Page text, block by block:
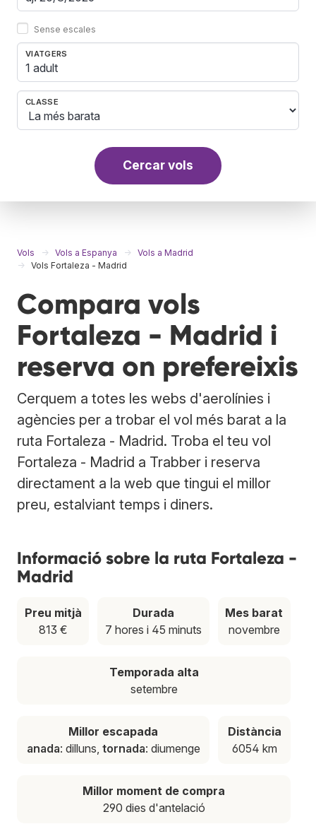
Sense escales
VIATGERS
1 adult
CLASSE
Cercar vols
Vols Vols a Espanya
Vols a Madrid
Vols Fortaleza - Madrid
Compara vols
Fortaleza - Madrid i
reserva on prefereixis
Cerquem a totes les webs d'aerolínies i
agències per a trobar el vol més barat a la
ruta Fortaleza - Madrid. Troba el teu vol
Fortaleza - Madrid a Trabber i reserva
directament a la web que tingui el millor
preu, estalviant temps i diners.
Informació sobre la ruta Fortaleza -
Madrid
Preu mitjà
813 €
Durada
7 hores i 45 minuts
Mes barat
novembre
Temporada alta
setembre
Millor escapada
anada: dilluns, tornada: diumenge
Distància
6054 km
Millor moment de compra
290 dies d'antelació